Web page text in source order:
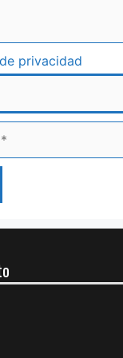
privacidadNombre